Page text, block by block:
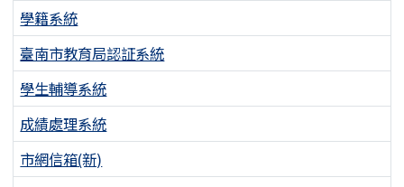
學籍系統
臺南市教育局認証系統
學生輔導系統
成績處理系統
市網信箱(新)